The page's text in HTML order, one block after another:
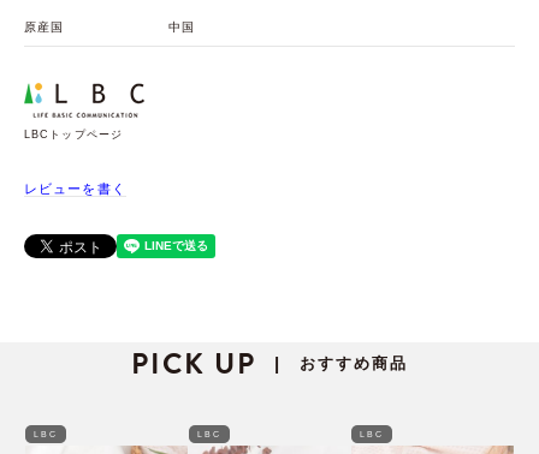
原産国 中国
LBCトップページ
レビューを書く
PICK UP | おすすめ商品
LBC LBC LBC